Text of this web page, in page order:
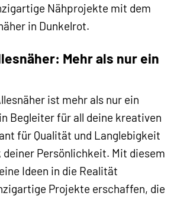
Nähprojekte mit dem
in Dunkelrot.
Mehr als nur ein
ist mehr als nur ein
Begleiter für all deine kreativen
für Qualität und Langlebigkeit
deiner Persönlichkeit. Mit diesem
Ideen in die Realität
Projekte erschaffen, die